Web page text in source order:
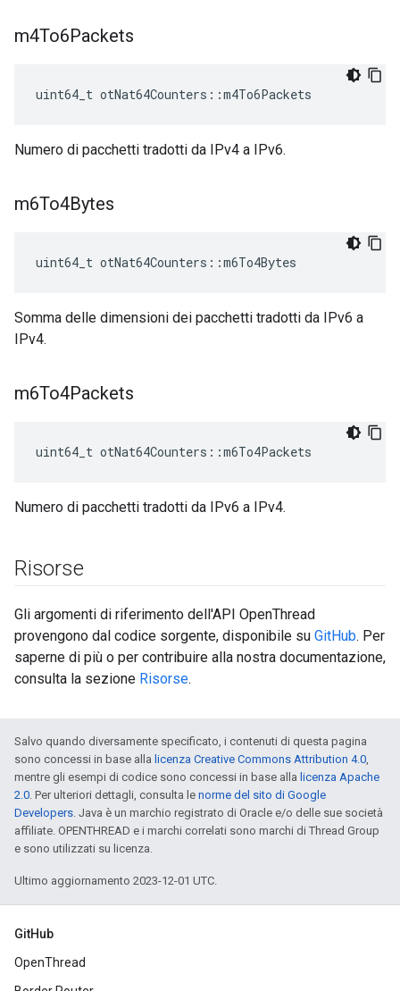
m4To6Packets
uint64_t otNat64Counters ::m4To6Packets
Numero di pacchetti tradotti da IPv4 a IPv6.
m6To4Bytes
uint64_t otNat64Counters ::m6To4Bytes
Somma delle dimensioni dei pacchetti tradotti da IPv6 a
IPv4.
m6To4Packets
uint64_t otNat64Counters ::m6To4Packets
Numero di pacchetti tradotti da IPv6 a IPv4.
Risorse
Gli argomenti di riferimento dell'API OpenThread
provengono dal codice sorgente, disponibile su GitHub. Per
saperne di più o per contribuire alla nostra documentazione,
consulta la sezione Risorse.
Salvo quando diversamente specificato, i contenuti di questa pagina
sono concessi in base alla licenza Creative Commons Attribution 4.0,
mentre gli esempi di codice sono concessi in base alla licenza Apache
2.0. Per ulteriori dettagli, consulta le norme del sito di Google
Developers. Java è un marchio registrato di Oracle e/o delle sue società
affiliate. OPENTHREAD e i marchi correlati sono marchi di Thread Group
e sono utilizzati su licenza.
Ultimo aggiornamento 2023-12-01 UTC.
GitHub
OpenThread